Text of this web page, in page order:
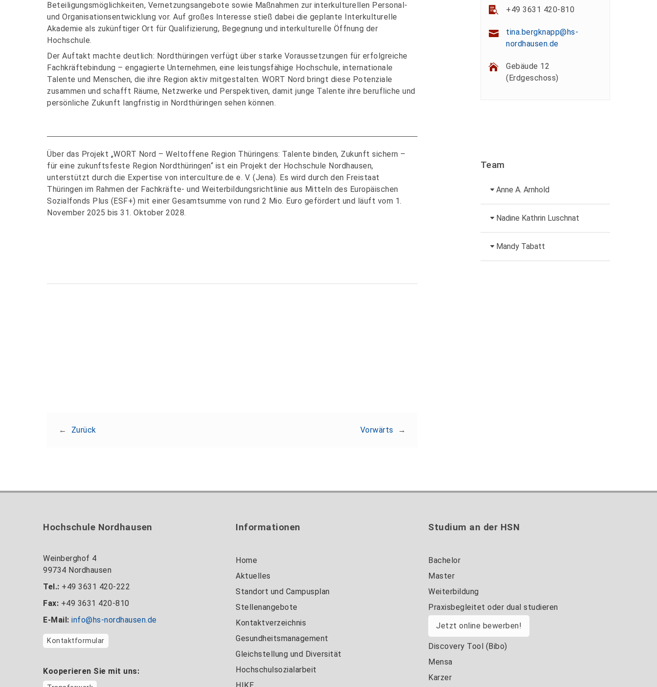
Beteiligungsmöglichkeiten, Vernetzungsangebote sowie Maßnahmen zur interkulturellen Personal-
und Organisationsentwicklung vor. Auf großes Interesse stieß dabei die geplante Interkulturelle
Akademie als zukünftiger Ort für Qualifizierung, Begegnung und interkulturelle Öffnung der
Hochschule.
Der Auftakt machte deutlich: Nordthüringen verfügt über starke Voraussetzungen für erfolgreiche
Fachkräftebindung – engagierte Unternehmen, eine leistungsfähige Hochschule, internationale
Talente und Menschen, die ihre Region aktiv mitgestalten. WORT Nord bringt diese Potenziale
zusammen und schafft Räume, Netzwerke und Perspektiven, damit junge Talente ihre berufliche und
persönliche Zukunft langfristig in Nordthüringen sehen können.
Über das Projekt „WORT Nord – Weltoffene Region Thüringens: Talente binden, Zukunft sichern –
für eine zukunftsfeste Region Nordthüringen“ ist ein Projekt der Hochschule Nordhausen,
unterstützt durch die Expertise von interculture.de e. V. (Jena). Es wird durch den Freistaat
Thüringen im Rahmen der Fachkräfte- und Weiterbildungsrichtlinie aus Mitteln des Europäischen
Sozialfonds Plus (ESF+) mit einer Gesamtsumme von rund 2 Mio. Euro gefördert und läuft vom 1.
November 2025 bis 31. Oktober 2028.
← Zurück Vorwärts →
+49 3631 420-810
tina.bergknapp@hs-
nordhausen.de
Gebäude 12
(Erdgeschoss)
Team
Anne A. Arnhold
Technische Mitarbeiterin
+49 3631 420-151
anne-ariane.arnhold@hs-
Nadine Kathrin Luschnat
Leiterin
Hochschulmarketing
Mandy Tabatt
Hochschule Nordhausen
Weinberghof 4
99734 Nordhausen
Tel.: +49 3631 420-222
Fax: +49 3631 420-810
E-Mail: info@hs-nordhausen.de
Kontaktformular
Kooperieren Sie mit uns:
Informationen
Home
Aktuelles
Standort und Campusplan
Stellenangebote
Kontaktverzeichnis
Gesundheitsmanagement
Gleichstellung und Diversität
Hochschulsozialarbeit
Studium an der HSN
Bachelor
Master
Weiterbildung
Praxisbegleitet oder dual studieren
Jetzt online bewerben!
Discovery Tool (Bibo)
Mensa
Karzer